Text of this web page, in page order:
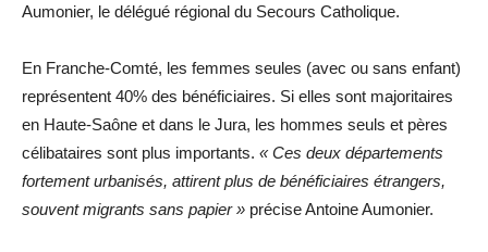
Aumonier, le délégué régional du Secours Catholique.
En Franche-Comté, les femmes seules (avec ou sans enfant)
représentent 40% des bénéficiaires. Si elles sont majoritaires
en Haute-Saône et dans le Jura, les hommes seuls et pères
célibataires sont plus importants. « Ces deux départements
fortement urbanisés, attirent plus de bénéficiaires étrangers,
souvent migrants sans papier » précise Antoine Aumonier.